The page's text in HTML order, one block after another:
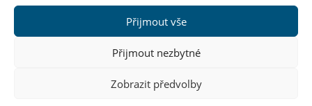
Přijmout vše
Přijmout nezbytné
Zobrazit předvolby
DIČ: CZ00216208
Další kontakty